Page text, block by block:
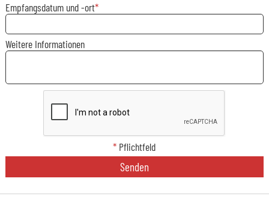
Empfangsdatum und -ort
Weitere Informationen
* Pflichtfeld
Senden